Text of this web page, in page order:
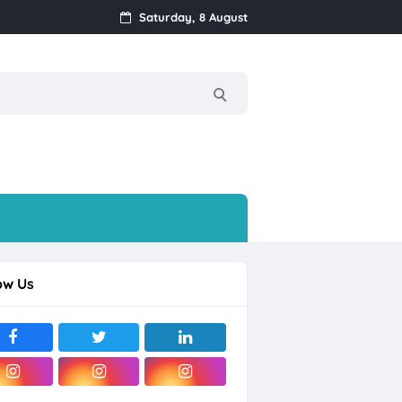
Mijen, Semarang
Raya
Saturday, 8 August
Us